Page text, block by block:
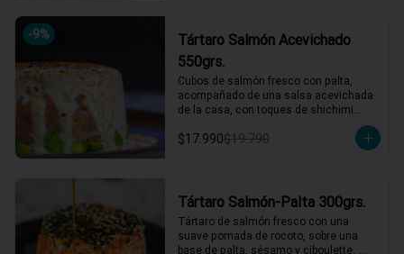
1 a 2 personas comen de este plato!
*El peso neto corresponde al producto
en su presentación completa, salsas o
acompañamientos incluidos.
-9%
Tártaro Salmón Acevichado
550grs.
Cubos de salmón fresco con palta,
acompañado de una salsa acevichada
de la casa, con toques de shichimi.
*El peso neto corresponde al producto
en su presentación completa, salsas o
$17.990$19.790
Tártaro Salmón-Palta 300grs.
Tártaro de salmón fresco con una
suave pomada de rocoto, sobre una
base de palta, sésamo y ciboulette.